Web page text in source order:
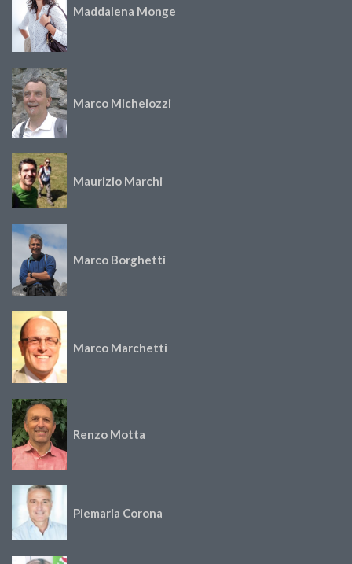
Maddalena Monge
Marco Michelozzi
Maurizio Marchi
Marco Borghetti
Marco Marchetti
Renzo Motta
Piemaria Corona